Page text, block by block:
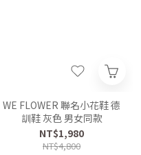
WE FLOWER 聯名小花鞋 德
訓鞋 灰色 男女同款
NT$1,980
NT$4,800